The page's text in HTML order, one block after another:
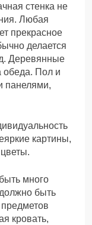
стенка не
Любая
прекрасное
делается
Деревянные
обеда. Пол и
панелями,
картины,
много
быть
кровать,